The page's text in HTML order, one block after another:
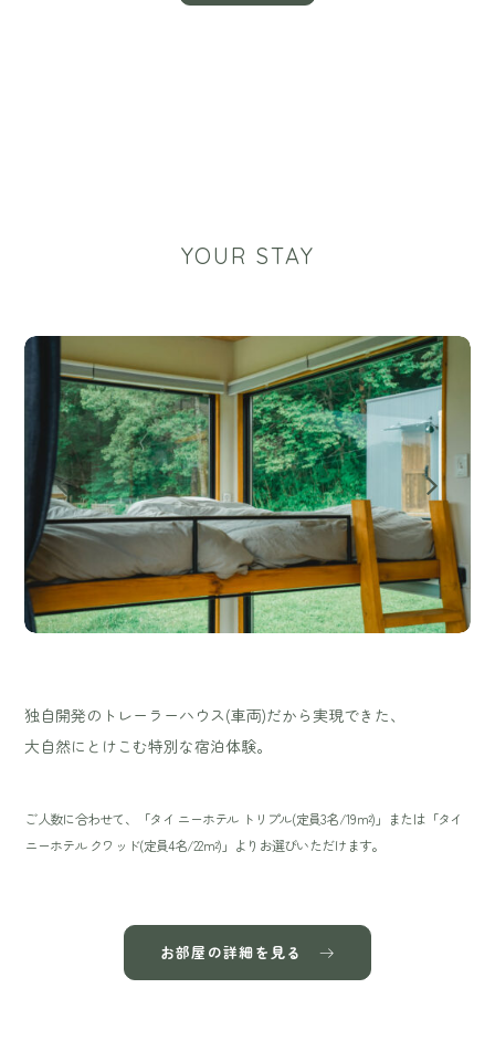
YOUR STAY
独自開発のトレーラーハウス(車両)だから実現できた、
大自然にとけこむ特別な宿泊体験。
ご人数に合わせて、「タイ ニーホテル トリプル(定員3名/19m²)」または「タイ
ニーホテル クワッド(定員4名/22m²)」よりお選びいただけます。
お部屋の詳細を見る